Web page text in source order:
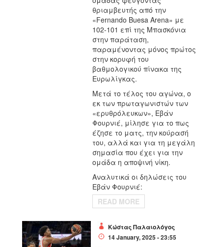
θριαμβευτής από την
«Fernando Buesa Arena» με
102-101 επί της Μπασκόνια
στην παράταση,
παραμένοντας μόνος πρώτος
στην κορυφή του
βαθμολογικού πίνακα της
Ευρωλίγκας.
Μετά το τέλος του αγώνα, ο
εκ των πρωταγωνιστών των
«ερυθρόλευκων», Εβάν
Φουρνιέ, μίλησε για το πως
έζησε το ματς, την κούρασή
του, αλλά και για τη μεγάλη
σημασία που έχει για την
ομάδα η αποψινή νίκη.
Αναλυτικά οι δηλώσεις του
Εβάν Φουρνιέ:
READ MORE
Κώστας Παλαιολόγος
14 January, 2025 - 23:55